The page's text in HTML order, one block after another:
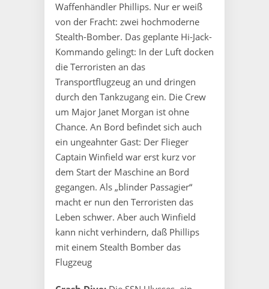
Waffenhändler Phillips. Nur er weiß
von der Fracht: zwei hochmoderne
Stealth-Bomber. Das geplante Hi-Jack-
Kommando gelingt: In der Luft docken
die Terroristen an das
Transportflugzeug an und dringen
durch den Tankzugang ein. Die Crew
um Major Janet Morgan ist ohne
Chance. An Bord befindet sich auch
ein ungeahnter Gast: Der Flieger
Captain Winfield war erst kurz vor
dem Start der Maschine an Bord
gegangen. Als „blinder Passagier“
macht er nun den Terroristen das
Leben schwer. Aber auch Winfield
kann nicht verhindern, daß Phillips
mit einem Stealth Bomber das
Flugzeug